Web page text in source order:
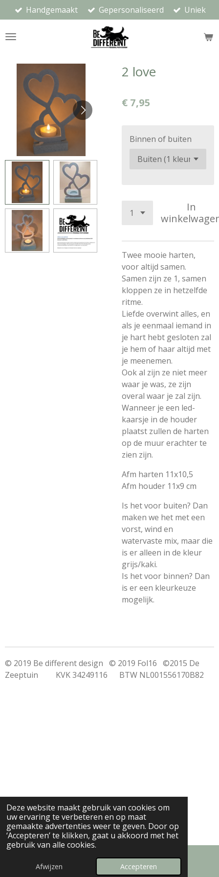
Deze website maakt gebruik van cookies om
uw ervaring te verbeteren en op maat
gemaakte advertenties weer te geven. Door op
‘Accepteren’ te klikken, gaat u akkoord met het
gebruik van alle cookies.
Afwijzen Accepteren
direct
naar
Handgemaakt Gepersonaliseerd Uniek
2 love
€ 7,95
Binnen of buiten
In
Twee mooie harten,
voor altijd samen.
Samen zijn ze 1, samen
kloppen ze in hetzelfde
ritme.
Liefde overwint alles, en
als je eenmaal iemand in
je hart hebt gesloten zal
je hem of haar altijd met
je meenemen.
Ook al zijn ze niet meer
waar je was, ze zijn
overal waar je zal zijn.
Wanneer je een led-
kaarsje in de houder
plaatst zullen de harten
op de muur erachter te
zien zijn.
Afm harten 11x10,5
Afm houder 11x9 cm
Is het voor buiten? Dan
maken we het met een
vorst, wind en
watervaste mix, maar die
is er alleen in de kleur
grijs/kaki.
Is het voor binnen? Dan
is er een kleurkeuze
mogelijk.
© 2019 Be different design © 2019 Fol16 ©2015 De
Zeeptuin KVK 34249116 BTW NL001556170B82
E-mailadres